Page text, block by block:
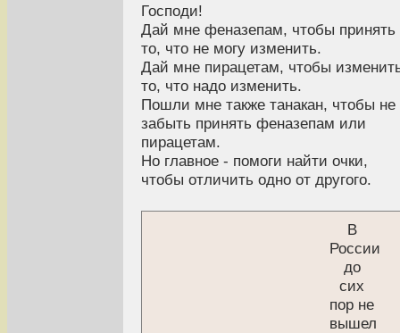
Господи!
Дай мне феназепам, чтобы принять
то, что не могу изменить.
Дай мне пирацетам, чтобы
то, что надо изменить.
Пошли мне также танакан, чтобы не
забыть принять феназепам или
пирацетам.
Но главное - помоги найти очки,
чтобы отличить одно от другого.
В
России
до
сих
пор не
вышел